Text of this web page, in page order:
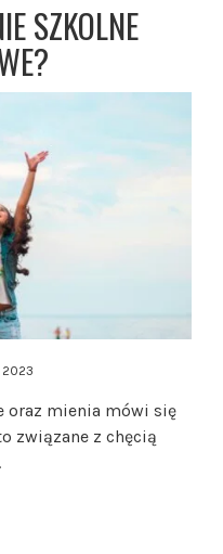
SZKOLNE
2023
oraz mienia mówi się
związane z chęcią